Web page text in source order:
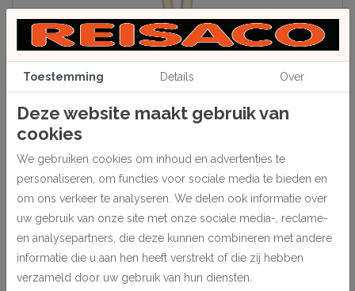
Beschrijving
Vervaardigd van grijs schuimrubber, bijzonder geschikt voor het
aanbrengen van Gilt Varnish en Palet wood dye.
Specificaties
Artikelnummer
Toestemming Details Over
Deze website maakt gebruik van
cookies
We gebruiken cookies om inhoud en advertenties te
personaliseren, om functies voor sociale media te bieden en
om ons verkeer te analyseren. We delen ook informatie over
uw gebruik van onze site met onze sociale media-, reclame-
en analysepartners, die deze kunnen combineren met andere
informatie die u aan hen heeft verstrekt of die zij hebben
verzameld door uw gebruik van hun diensten.